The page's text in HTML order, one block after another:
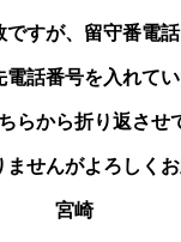
ですが、留守番電
電話番号を入れて
らから折り返させ
ませんがよろしく
宮崎